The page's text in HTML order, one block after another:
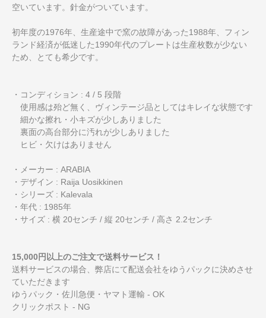
空いています。針金がついています。
初年度の1976年、生産途中で窯の故障があった1988年、フィン
ランド経済が低迷した1990年代のプレートは生産枚数が少ない
ため、とても希少です。
・コンディション : 4 / 5 段階
使用感は殆ど無く、ヴィンテージ品としてはキレイな状態です
細かな擦れ・小キズが少しありました
裏面の高台部分に汚れが少しありました
ヒビ・欠けはありません
・メーカー : ARABIA
・デザイン : Raija Uosikkinen
・シリーズ : Kalevala
・年代 : 1985年
・サイズ : 横 20センチ / 縦 20センチ / 高さ 2.2センチ
15,000円以上のご注文で送料サービス！
送料サービスの場合、弊店にて配送会社をゆうパックに決めさせ
ていただきます
ゆうパック・佐川急便・ヤマト運輸 - OK
クリックポスト - NG